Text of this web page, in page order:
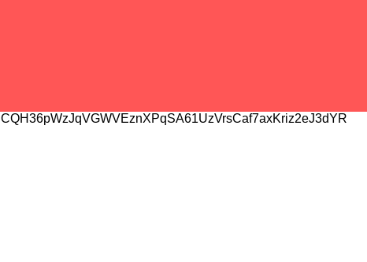
CQH36pWzJqVGWVEznXPqSA61UzVrsCaf7axKriz2eJ3dYR